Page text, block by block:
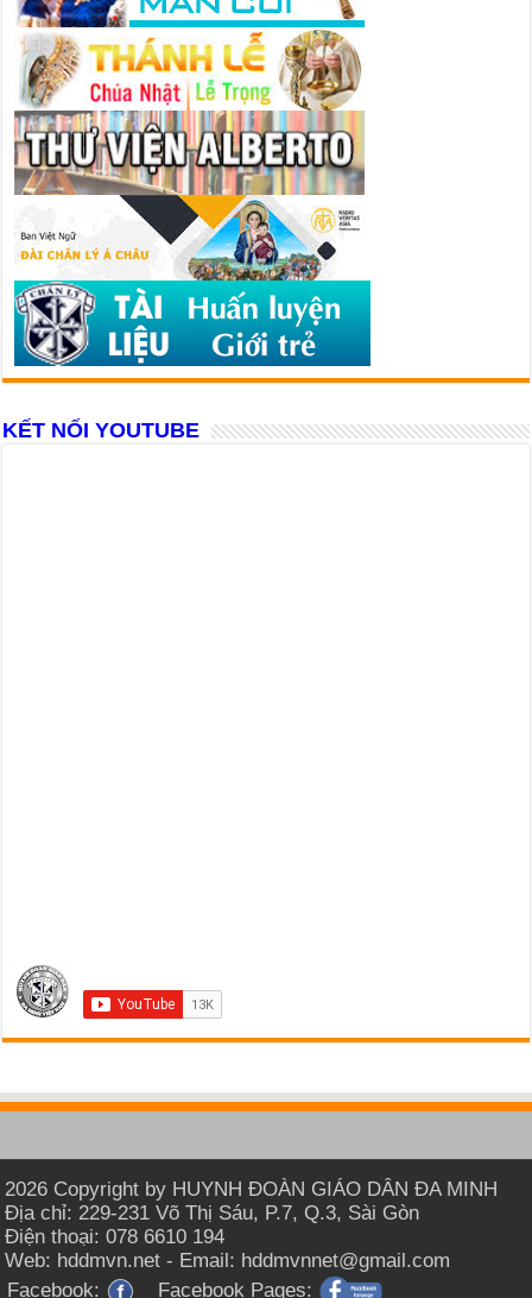
KẾT NỐI YOUTUBE
2026 Copyright by HUYNH ĐOÀN GIÁO DÂN ĐA MINH
Địa chỉ: 229-231 Võ Thị Sáu, P.7, Q.3, Sài Gòn
Điện thoại: 078 6610 194
Web: hddmvn.net - Email: hddmvnnet@gmail.com
Facebook:
Facebook Pages: